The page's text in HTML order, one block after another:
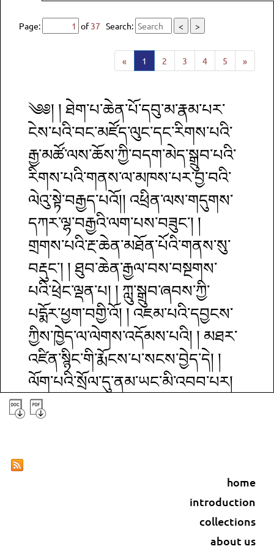
Page: of37 Search: < >
« 1 2 3 4 5 »
༄༅། ། ཐེག་པ་ཆེན་པོ་དབུ་མ་རྣམ་པར་
ངེས་པའི་བང་མཛོད་ལུང་དང་རིགས་པའི་
རྒྱ་མཚོ་ལས་ཆོས་ཀྱི་བདག་མེད་སྒྲུབ་པའི་
རིགས་པའི་གནས་ལ་མཁས་པར་བྱ་བའི་
ལེའུ་སྟེ་བརྒྱད་པའོ།། འཕྲིན་ལས་གདུགས་
དཀར་ལྷ་བརྒྱའི་ལག་པས་བཟུང་། །
གྲགས་པའི་རྔ་ཆེན་མཐོན་པོའི་གནས་སུ་
བརྡུང་། ། ཐུབ་ཆེན་རྒྱལ་བས་བསྔགས་
པའི་ཕྲེང་ལྡན་པ། ། ཀླུ་སྒྲུབ་ཞབས་ཀྱི་
པདྨོར་ཕྱག་བགྱི་འོ། ། འཇམ་པའི་དབྱངས་
ཀྱིས་ཁྱེད་ལ་ལེགས་འདོམས་པའི། ། མཐར་
འཛིན་སྙིང་གི་རྨོངས་པ་སངས་བྱེད་དེ། །
ལོག་པའི་སྲོལ་དུ་ནམ་ཡང་མི་འབབ་པར།
། ཤིང་རྟའི་ལམ་དུ་རིགས་པར་འབེབས་
བྱེད་ཀྱི་རིགས་པ་རྒྱས་པར་བཤད་པ་ལ་
གཉིས་ཏེ། ཆོས་ཀྱི་བདག་མེད་ཀྱི་གོ་དོན་
ངོས་བཟུང་། དེ་སྒྲུབ་བྱེད་ཀྱི་རིགས་པ་རྒྱས་
home
introduction
collections
about us